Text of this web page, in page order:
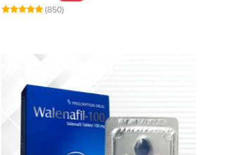
(850)